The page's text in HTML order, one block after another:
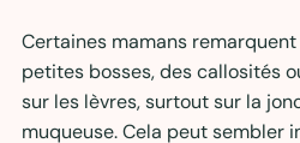
Certaines mamans
petites bosses, des callosités
sur les lèvres, surtout sur la
muqueuse. Cela peut sembler